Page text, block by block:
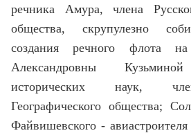
речника Амура, члена
общества, скрупулезно
создания речного флота
Александровны
исторических наук,
Географического общества;
Файвишевского -